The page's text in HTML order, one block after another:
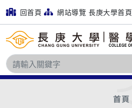
回首頁 網站導覽 長庚大學首頁
首頁